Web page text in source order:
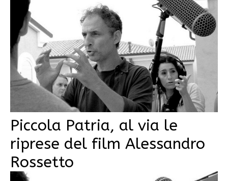
Piccola Patria, al via le
riprese del film Alessandro
Rossetto